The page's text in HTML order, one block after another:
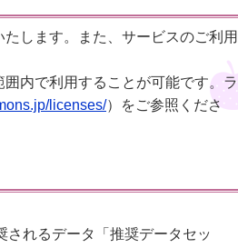
します。また、サービスのご利用
内で利用することが可能です。ラ
licenses/）をご参照くださ
されるデータ「推奨データセッ